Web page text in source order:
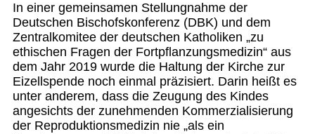
In einer gemeinsamen Stellungnahme der
Deutschen Bischofskonferenz (DBK) und dem
Zentralkomitee der deutschen Katholiken „zu
ethischen Fragen der Fortpflanzungsmedizin“ aus
dem Jahr 2019 wurde die Haltung der Kirche zur
Eizellspende noch einmal präzisiert. Darin heißt es
unter anderem, dass die Zeugung des Kindes
angesichts der zunehmenden Kommerzialisierung
der Reproduktionsmedizin nie „als ein